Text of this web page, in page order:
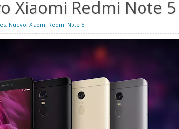
Xiaomi Redmi Note 5
, Nuevo, Xiaomi Redmi Note 5